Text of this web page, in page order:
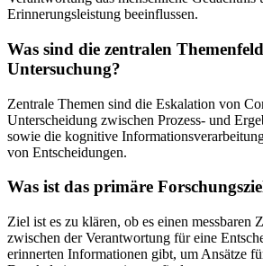
Erinnerungsleistung beeinflussen.
Was sind die zentralen
Untersuchung?
Zentrale Themen sind die Eskalation von
Unterscheidung zwischen Prozess- und
sowie die kognitive
von Entscheidungen.
Was ist das primäre
Ziel ist es zu klären, ob es einen messbaren
zwischen der Verantwortung für eine
erinnerten Informationen gibt, um Ansätze